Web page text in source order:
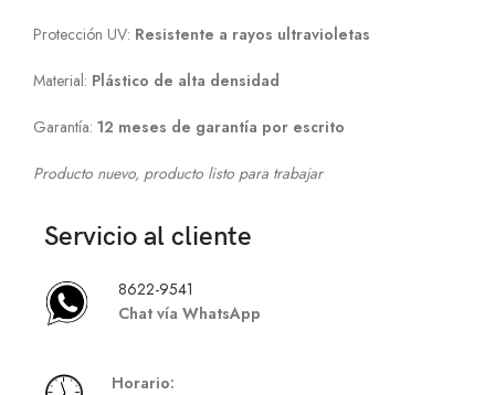
Protección UV: Resistente a rayos ultravioletas
Material: Plástico de alta densidad
Garantía: 12 meses de garantía por escrito
Producto nuevo, producto listo para trabajar
Servicio al cliente
8622-9541
Chat vía WhatsApp
Horario: